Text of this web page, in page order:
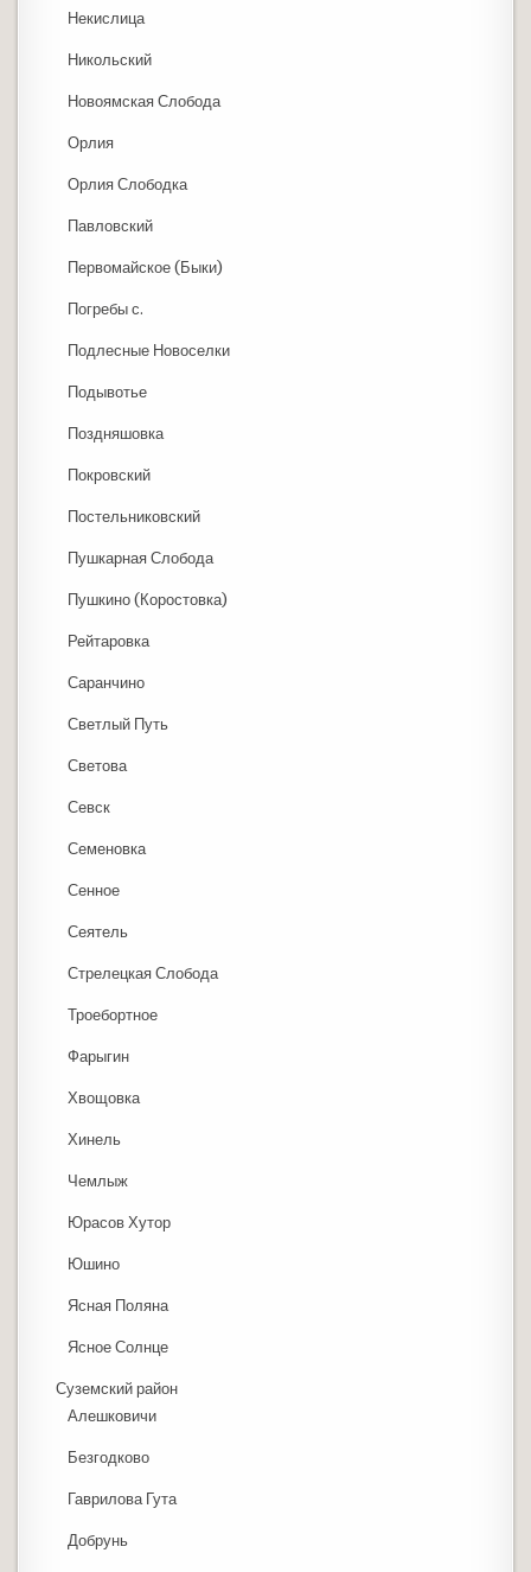
Некислица
Никольский
Новоямская Слобода
Орлия
Орлия Слободка
Павловский
Первомайское (Быки)
Погребы с.
Подлесные Новоселки
Подывотье
Поздняшовка
Покровский
Постельниковский
Пушкарная Слобода
Пушкино (Коростовка)
Рейтаровка
Саранчино
Светлый Путь
Светова
Севск
Семеновка
Сенное
Сеятель
Стрелецкая Слобода
Троебортное
Фарыгин
Хвощовка
Хинель
Чемлыж
Юрасов Хутор
Юшино
Ясная Поляна
Ясное Солнце
Суземский район
Алешковичи
Безгодково
Гаврилова Гута
Добрунь